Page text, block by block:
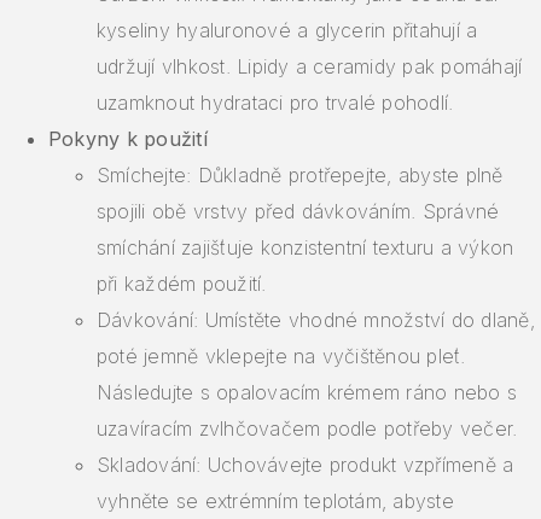
kyseliny hyaluronové a glycerin přitahují a
udržují vlhkost. Lipidy a ceramidy pak pomáhají
uzamknout hydrataci pro trvalé pohodlí.
Pokyny k použití
Smíchejte: Důkladně protřepejte, abyste plně
spojili obě vrstvy před dávkováním. Správné
smíchání zajišťuje konzistentní texturu a výkon
při každém použití.
Dávkování: Umístěte vhodné množství do dlaně,
poté jemně vklepejte na vyčištěnou pleť.
Následujte s opalovacím krémem ráno nebo s
uzavíracím zvlhčovačem podle potřeby večer.
Skladování: Uchovávejte produkt vzpřímeně a
vyhněte se extrémním teplotám, abyste